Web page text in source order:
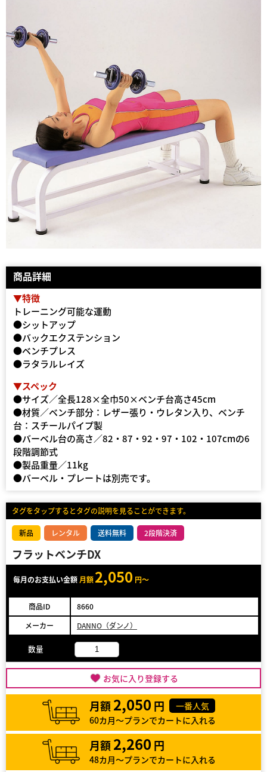
商品詳細
▼特徴
トレーニング可能な運動
●シットアップ
●バックエクステンション
●ベンチプレス
●ラタラルレイズ
▼スペック
●サイズ／全長128×全巾50×ベンチ台高さ45cm
●材質／ベンチ部分：レザー張り・ウレタン入り、ベンチ
台：スチールパイプ製
●バーベル台の高さ／82・87・92・97・102・107cmの6
段階調節式
●製品重量／11kg
●バーベル・プレートは別売です。
タグをタップするとタグの説明を見ることができます。
新品 レンタル 送料無料 2段階決済
フラットベンチDX
毎月のお支払い金額 月額2,050 円～
商品ID
8660
メーカー
DANNO（ダンノ）
数量
お気に入り登録する
月額 2,050 円
一番人気
60カ月～プランでカートに入れる
月額 2,260 円
48カ月～プランでカートに入れる